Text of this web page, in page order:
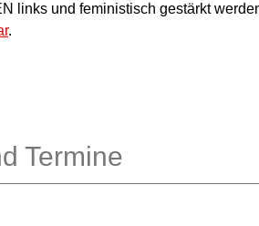
links und feministisch gestärkt
.
Termine